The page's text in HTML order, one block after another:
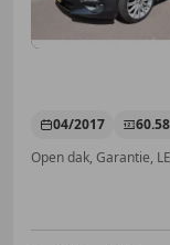
04/2017